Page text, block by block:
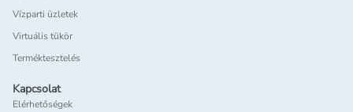
Vízparti üzletek
Virtuális tükör
Terméktesztelés
Kapcsolat
Elérhetőségek